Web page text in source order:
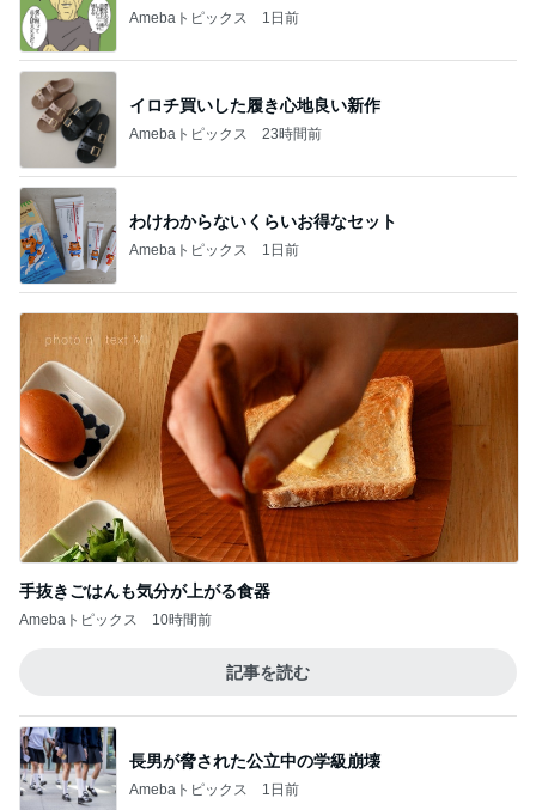
Amebaトピックス 1日前
イロチ買いした履き心地良い新作
Amebaトピックス 23時間前
わけわからないくらいお得なセット
Amebaトピックス 1日前
手抜きごはんも気分が上がる食器
Amebaトピックス 10時間前
記事を読む
長男が脅された公立中の学級崩壊
Amebaトピックス 1日前